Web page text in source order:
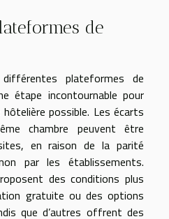
de
plateformes de
étape incontournable pour
possible. Les écarts
chambre peuvent être
en raison de la parité
par les établissements.
des conditions plus
gratuite ou des options
que d’autres offrent des